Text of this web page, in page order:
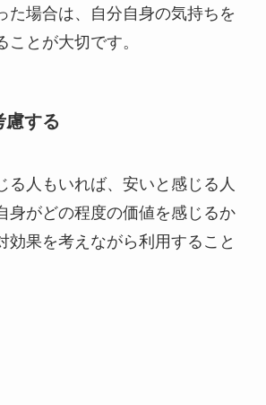
た場合は、自分自身の気持ちを
ことが大切です。
慮する
る人もいれば、安いと感じる人
身がどの程度の価値を感じるか
効果を考えながら利用すること